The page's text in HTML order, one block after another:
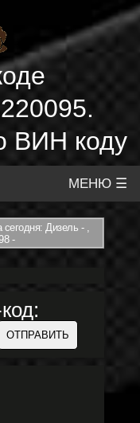
ВИН коду
МЕНЮ ☰
Дизель - ,
-